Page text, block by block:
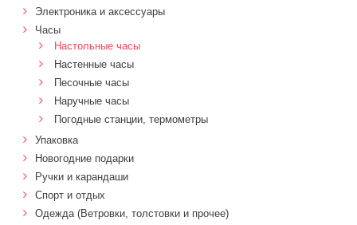
Электроника и аксессуары
Часы
Настольные часы
Настенные часы
Песочные часы
Наручные часы
Погодные станции, термометры
Упаковка
Новогодние подарки
Ручки и карандаши
Спорт и отдых
Одежда (Ветровки, толстовки и прочее)